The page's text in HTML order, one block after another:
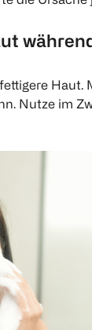
Haut.
Nutze im